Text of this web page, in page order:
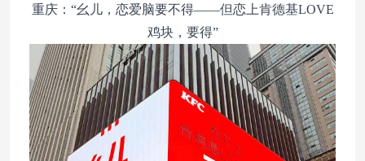
重庆：“幺儿，恋爱脑要不得——但恋上肯德基LOVE
鸡块，要得”